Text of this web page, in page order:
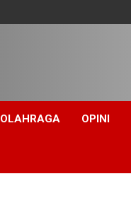
OLAHRAGA OPINI